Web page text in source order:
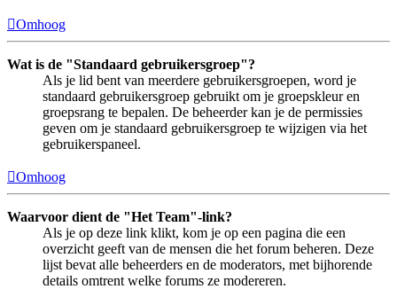
Omhoog
Wat is de "Standaard gebruikersgroep"?
Als je lid bent van meerdere gebruikersgroepen, word je
standaard gebruikersgroep gebruikt om je groepskleur en
groepsrang te bepalen. De beheerder kan je de permissies
geven om je standaard gebruikersgroep te wijzigen via het
gebruikerspaneel.
Omhoog
Waarvoor dient de "Het Team"-link?
Als je op deze link klikt, kom je op een pagina die een
overzicht geeft van de mensen die het forum beheren. Deze
lijst bevat alle beheerders en de moderators, met bijhorende
details omtrent welke forums ze modereren.